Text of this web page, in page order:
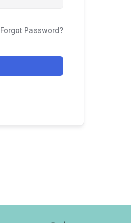
Forgot Password?